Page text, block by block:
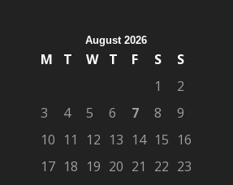
August 2026
M T W T F S
S
1
2
3
4 5 6 7 8
9
10 11 12 13 14 15 16
17 18 19 20 21 22 23